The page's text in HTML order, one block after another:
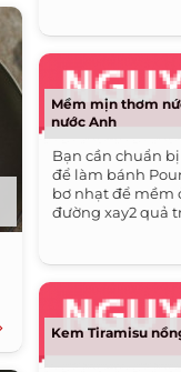
Mềm mịn thơm
nước Anh
Bạn cần chuẩn
để làm bánh
bơ nhạt để mềm
đường xay2 quả
Kem Tiramisu